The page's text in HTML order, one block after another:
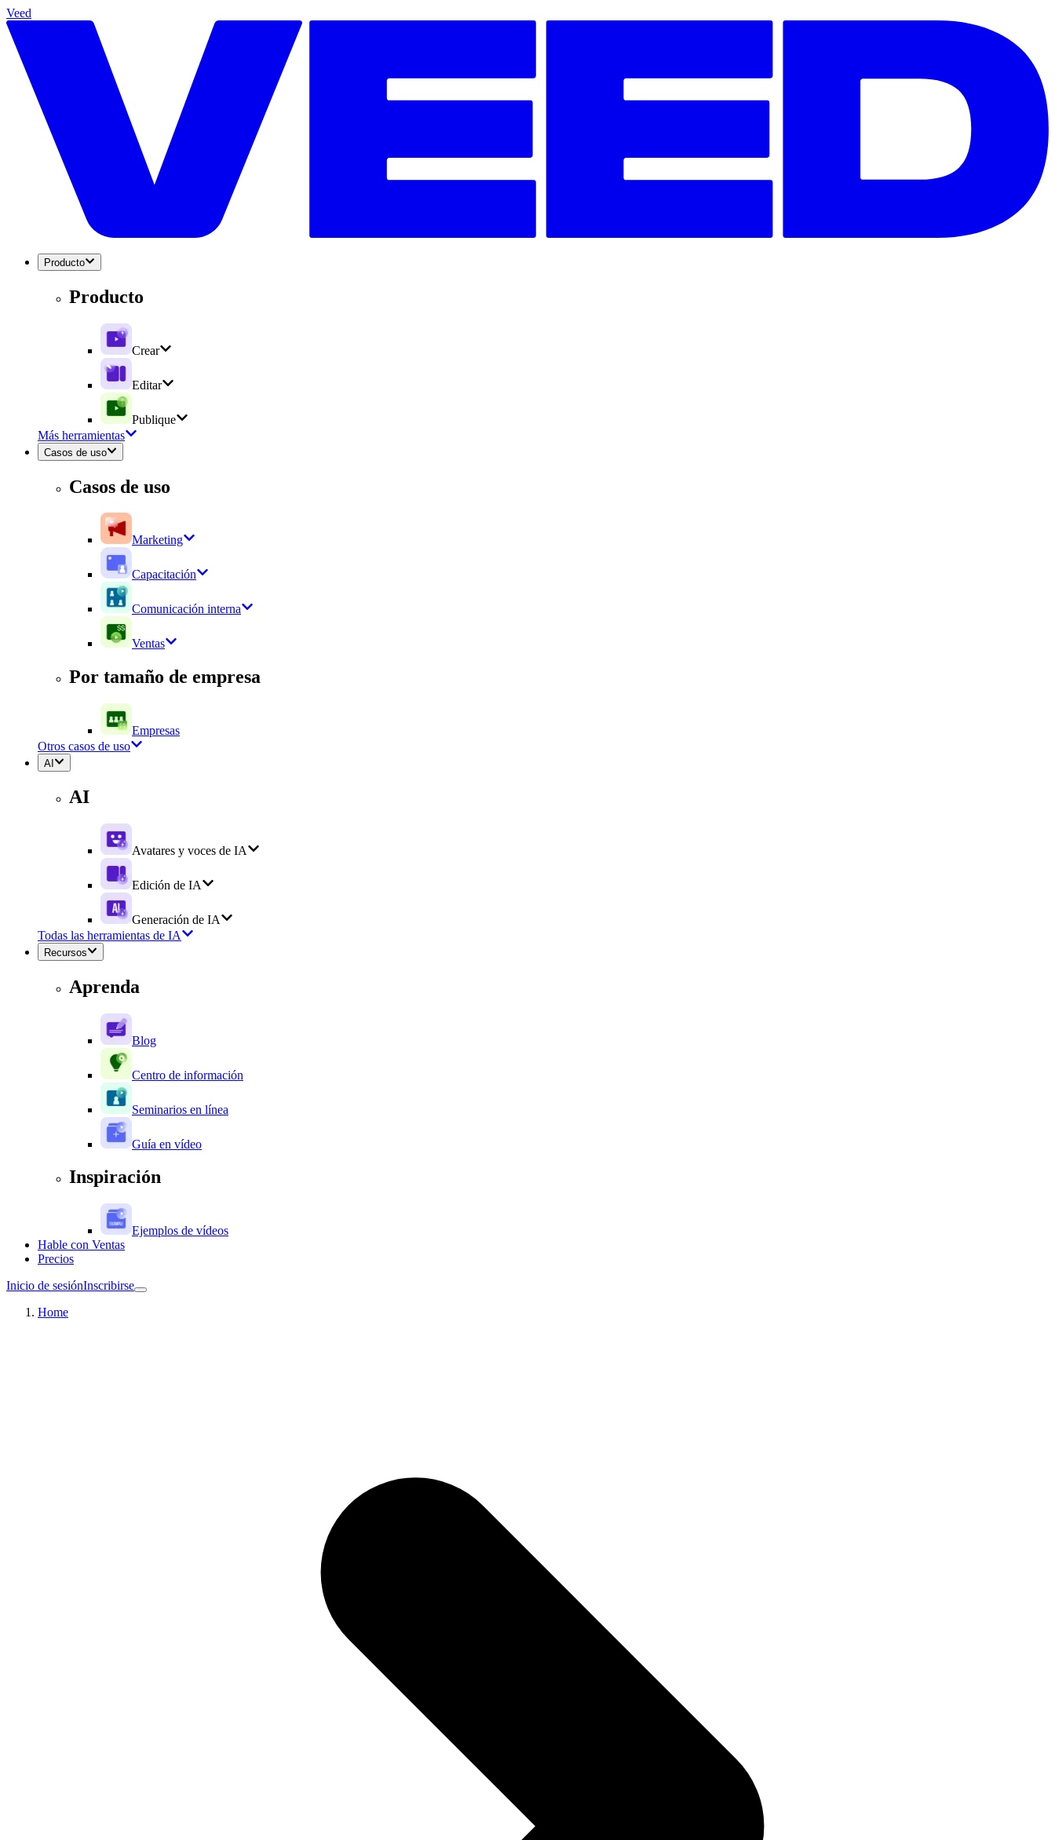
Veed
Producto
Producto
Crear
Editar
Publique
Más herramientas
Casos de uso
Casos de uso
Marketing
Capacitación
Comunicación interna
Ventas
Por tamaño de empresa
Empresas
Otros casos de uso
AI
AI
Avatares y voces de IA
Edición de IA
Generación de IA
Todas las herramientas de IA
Recursos
Aprenda
Blog
Centro de información
Seminarios en línea
Guía en vídeo
Inspiración
Ejemplos de vídeos
Hable con Ventas
Precios
Inicio de sesiónInscribirse
Home